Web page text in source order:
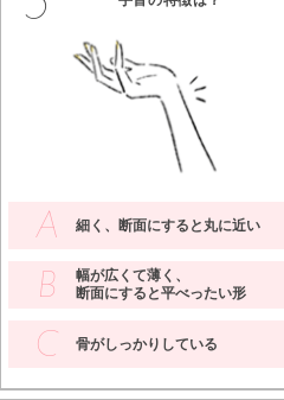
A 細く、断面にすると丸に近い
B
幅が広くて薄く、
断面にすると平べったい形
C 骨がしっかりしている